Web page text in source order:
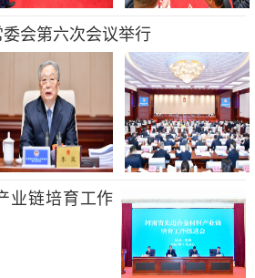
会第六次会议举行
业链培育工作